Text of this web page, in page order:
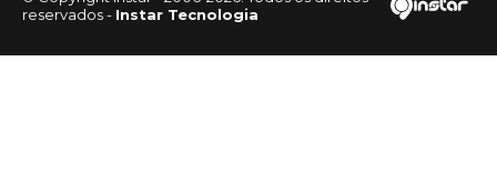
reservados - Instar Tecnologia